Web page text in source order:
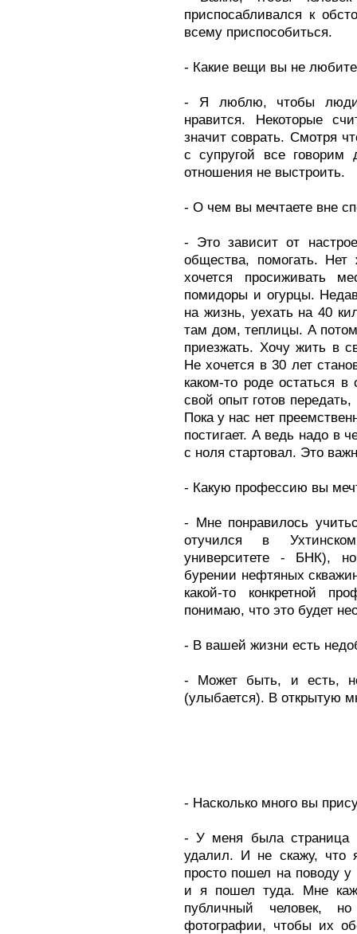
приспосабливался к
всему приспособиться.
- Какие вещи вы не
- Я люблю, чтобы
нравится. Некоторые
значит соврать. Смотря
с супругой все говорим
отношения не выстроить.
- О чем вы мечтаете вне
- Это зависит от
общества, помогать.
хочется просиживать
помидоры и огурцы.
на жизнь, уехать на 40
там дом, теплицы. А
приезжать. Хочу жить в
Не хочется в 30 лет
каком-то роде остаться
свой опыт готов
Пока у нас нет
постигает. А ведь надо в
с ноля стартовал. Это
- Какую профессию вы
- Мне понравилось
отучился в Ухтинском
университете - БНК),
бурении нефтяных
какой-то конкретной
понимаю, что это будет
- В вашей жизни есть
- Может быть, и есть,
(улыбается). В открытую
- Насколько много вы
- У меня была страница
удалил. И не скажу, что
просто пошел на поводу
и я пошел туда. Мне
публичный человек,
фотографии, чтобы их